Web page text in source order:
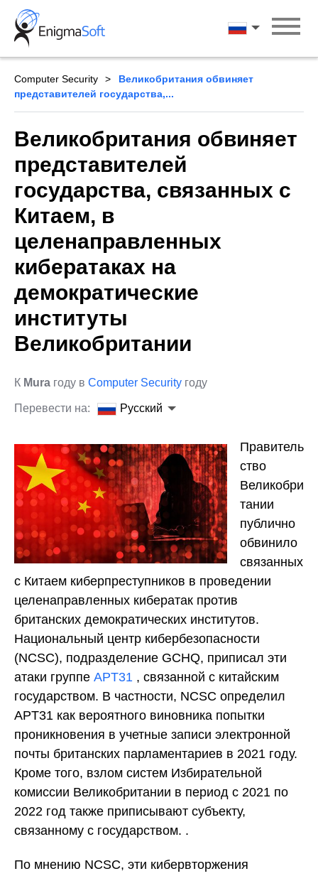
Skip
content
Русский
Computer Security
Великобритания обвиняет
представителей государства,...
Великобритания обвиняет
представителей
государства, связанных с
Китаем, в
целенаправленных
кибератаках на
демократические
институты
Великобритании
К Mura году в Computer Security году
Перевести на: Русский
Правитель
ство
Великобри
тании
публично
обвинило
связанных
с Китаем киберпреступников в проведении
целенаправленных кибератак против
британских демократических институтов.
Национальный центр кибербезопасности
(NCSC), подразделение GCHQ, приписал эти
атаки группе APT31 , связанной с китайским
государством. В частности, NCSC определил
APT31 как вероятного виновника попытки
проникновения в учетные записи электронной
почты британских парламентариев в 2021 году.
Кроме того, взлом систем Избирательной
комиссии Великобритании в период с 2021 по
2022 год также приписывают субъекту,
связанному с государством. .
По мнению NCSC, эти кибервторжения